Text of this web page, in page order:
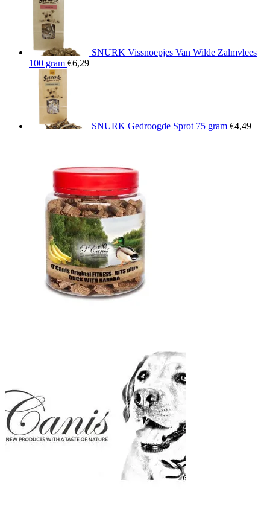
SNURK Vissnoepjes Van Wilde Zalmvlees
100 gram €6,29
SNURK Gedroogde Sprot 75 gram €4,49